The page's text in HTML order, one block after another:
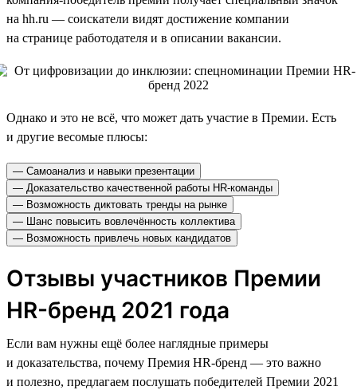
на hh.ru — соискатели видят достижение компании
на странице работодателя и в описании вакансии.
Однако и это не всё, что может дать участие в Премии. Есть
и другие весомые плюсы:
— Самоанализ и навыки презентации
— Доказательство качественной работы HR-команды
— Возможность диктовать тренды на рынке
— Шанс повысить вовлечённость коллектива
— Возможность привлечь новых кандидатов
Отзывы участников Премии
HR-бренд 2021 года
Если вам нужны ещё более наглядные примеры
и доказательства, почему Премия HR-бренд — это важно
и полезно, предлагаем послушать победителей Премии 2021